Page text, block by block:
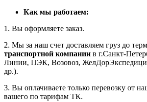
Как мы работаем:
1. Вы оформляете заказ.
2. Мы за наш счет доставляем груз до
транспортной компании в г.Санкт-
Линии, ПЭК, Возовоз,
др.).
3. Вы оплачиваете только перевозку от
вашего по тарифам ТК.